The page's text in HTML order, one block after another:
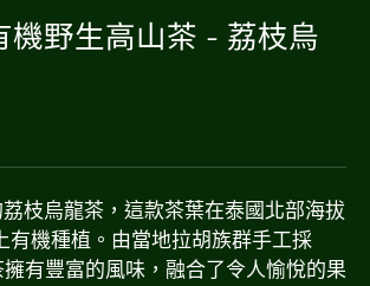
機野生高山茶 - 荔枝烏
枝烏龍茶，這款茶葉在泰國北部海拔
有機種植。由當地拉胡族群手工採
有豐富的風味，融合了令人愉悅的果